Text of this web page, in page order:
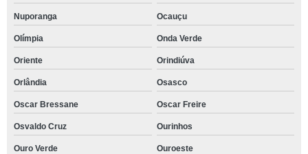
Nuporanga Ocauçu
Olímpia Onda Verde
Oriente Orindiúva
Orlândia Osasco
Oscar Bressane Oscar Freire
Osvaldo Cruz Ourinhos
Ouro Verde Ouroeste